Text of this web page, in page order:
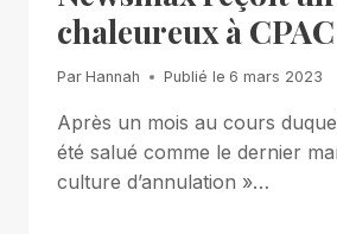
chaleureux à CPAC
Par Hannah Publié le 6 mars 2023
Après un mois au cours
été salué comme le dernier
culture d’annulation »…